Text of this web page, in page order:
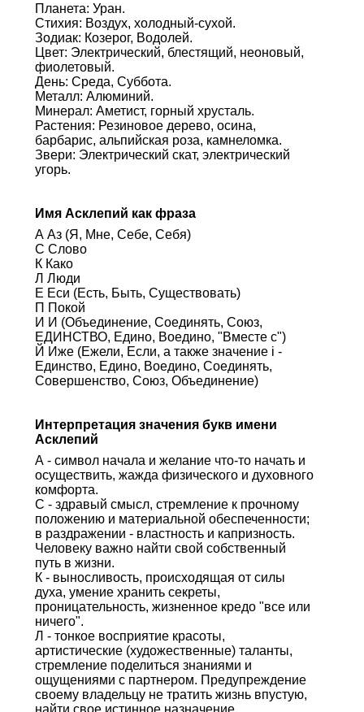
Планета: Уран.
Стихия: Воздух, холодный-сухой.
Зодиак: Козерог, Водолей.
Цвет: Электрический, блестящий, неоновый,
фиолетовый.
День: Среда, Суббота.
Металл: Алюминий.
Минерал: Аметист, горный хрусталь.
Растения: Резиновое дерево, осина,
барбарис, альпийская роза, камнеломка.
Звери: Электрический скат, электрический
угорь.
Имя Асклепий как фраза
А Аз (Я, Мне, Себе, Себя)
С Слово
К Како
Л Люди
Е Еси (Есть, Быть, Существовать)
П Покой
И И (Объединение, Соединять, Союз,
ЕДИНСТВО, Едино, Воедино, "Вместе с")
Й Иже (Ежели, Если, а также значение i -
Единство, Едино, Воедино, Соединять,
Совершенство, Союз, Объединение)
Интерпретация значения букв имени
Асклепий
А - символ начала и желание что-то начать и
осуществить, жажда физического и духовного
комфорта.
С - здравый смысл, стремление к прочному
положению и материальной обеспеченности;
в раздражении - властность и капризность.
Человеку важно найти свой собственный
путь в жизни.
К - выносливость, происходящая от силы
духа, умение хранить секреты,
проницательность, жизненное кредо "все или
ничего".
Л - тонкое восприятие красоты,
артистические (художественные) таланты,
стремление поделиться знаниями и
ощущениями с партнером. Предупреждение
своему владельцу не тратить жизнь впустую,
найти свое истинное назначение.